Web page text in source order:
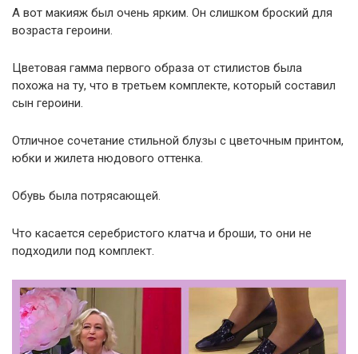
А вот макияж был очень ярким. Он слишком броский для
возраста героини.
Цветовая гамма первого образа от стилистов была
похожа на ту, что в третьем комплекте, который составил
сын героини.
Отличное сочетание стильной блузы с цветочным принтом,
юбки и жилета нюдового оттенка.
Обувь была потрясающей.
Что касается серебристого клатча и броши, то они не
подходили под комплект.